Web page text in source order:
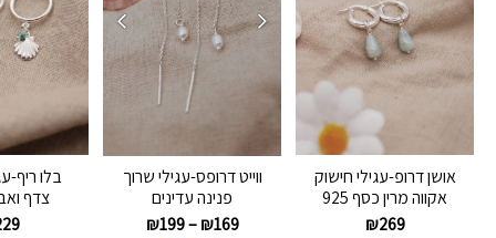
אושן דרופ-עגילי חישוק
אקווה מרין כסף 925
₪269
ווייט דרופס-עגילי שרוך
פנינה עדינים
₪169
–
₪199
בלו ריף-
צדף